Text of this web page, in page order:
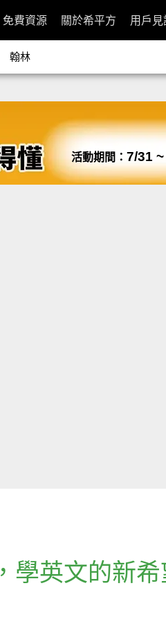
免費資源 關於希平方 用戶見
翰林
活動期間： 7/31
， 學英文的新希